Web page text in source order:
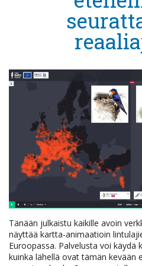
Tänään julkaistu kaikille avoin
näyttää kartta-animaatioin
Euroopassa. Palvelusta voi käydä
kuinka lähellä ovat tämän kevään